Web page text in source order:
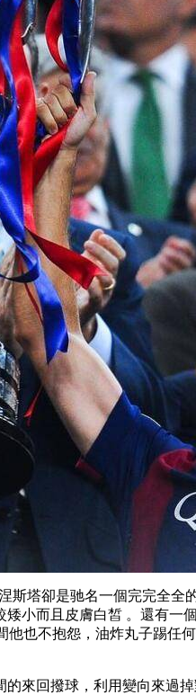
涅斯塔卻是驰名一個完完全全
小而且皮膚白皙 。還有
他也不抱怨，油炸丸子
撥球，利用變向來過掉對